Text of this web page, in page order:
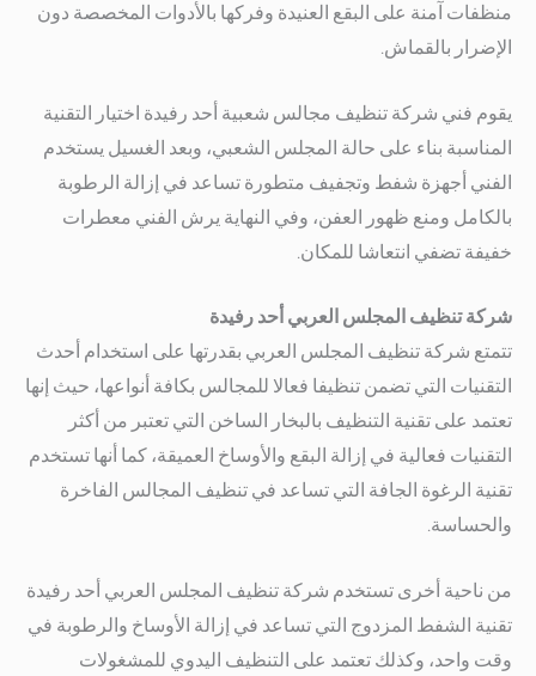
منظفات آمنة على البقع العنيدة وفركها بالأدوات المخصصة دون
الإضرار بالقماش.
يقوم فني شركة تنظيف مجالس شعبية أحد رفيدة اختيار التقنية
المناسبة بناء على حالة المجلس الشعبي، وبعد الغسيل يستخدم
الفني أجهزة شفط وتجفيف متطورة تساعد في إزالة الرطوبة
بالكامل ومنع ظهور العفن، وفي النهاية يرش الفني معطرات
خفيفة تضفي انتعاشا للمكان.
شركة تنظيف المجلس العربي أحد رفيدة
تتمتع شركة تنظيف المجلس العربي بقدرتها على استخدام أحدث
التقنيات التي تضمن تنظيفا فعالا للمجالس بكافة أنواعها، حيث إنها
تعتمد على تقنية التنظيف بالبخار الساخن التي تعتبر من أكثر
التقنيات فعالية في إزالة البقع والأوساخ العميقة، كما أنها تستخدم
تقنية الرغوة الجافة التي تساعد في تنظيف المجالس الفاخرة
والحساسة.
من ناحية أخرى تستخدم شركة تنظيف المجلس العربي أحد رفيدة
تقنية الشفط المزدوج التي تساعد في إزالة الأوساخ والرطوبة في
وقت واحد، وكذلك تعتمد على التنظيف اليدوي للمشغولات